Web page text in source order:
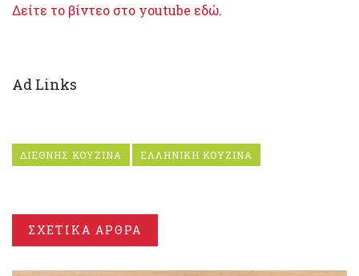
Δείτε το βίντεο στο youtube εδώ.
Ad Links
ΔΙΕΘΝΗΣ ΚΟΥΖΙΝΑ ΕΛΛΗΝΙΚΗ ΚΟΥΖΙΝΑ
ΣΧΕΤΙΚΑ ΑΡΘΡΑ